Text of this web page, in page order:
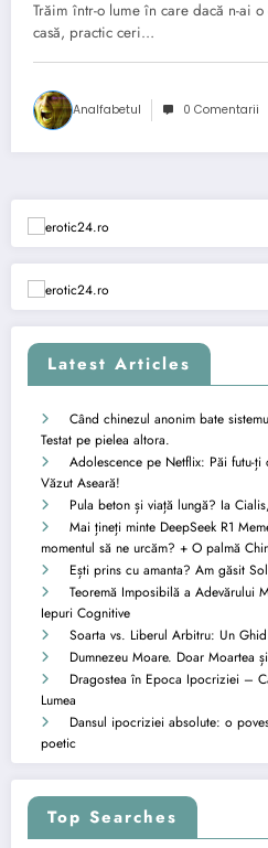
Trăim într-o lume în care dacă n-ai
casă, practic ceri…
Analfabetul 0 Comentarii
Latest Articles
Când chinezul anonim bate
Testat pe pielea altora.
Adolescence pe Netflix: Păi futu-
Văzut Aseară!
Pula beton și viață lungă? Ia
Mai țineți minte DeepSeek R1
momentul să ne urcăm? + O palmă
Ești prins cu amanta? Am găsit
Teoremă Imposibilă a Adevărului
Iepuri Cognitive
Soarta vs. Liberul Arbitru: Un
Dumnezeu Moare. Doar Moartea
Dragostea în Epoca Ipocriziei –
Lumea
Dansul ipocriziei absolute: o
poetic
Top Searches